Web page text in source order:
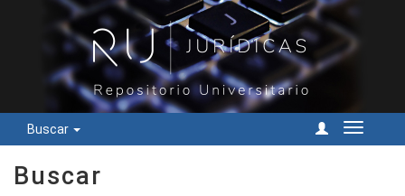
Buscar
Cambiar
Buscar